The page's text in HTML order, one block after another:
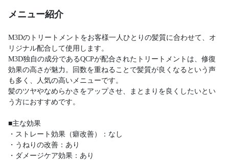
メニュー紹介
M3Dのトリートメントをお客様一人ひとりの髪質に合わせて、オ
リジナル配合して使用します。
M3D独自の成分であるQCPが配合されたトリートメントは、修復
効果の高さが魅力。回数を重ねることで髪質が良くなるという声
も多く、人気の高いメニューです。
髪のツヤやなめらかさをアップさせ、まとまりを良くしたいとい
う方におすすめです。
■主な効果
・ストレート効果（癖改善）：なし
・うねりの改善：あり
・ダメージケア効果：あり